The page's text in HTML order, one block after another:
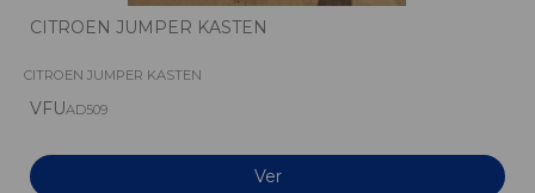
CITROEN JUMPER KASTEN
CITROEN JUMPER KASTEN
VFUAD509
Ver